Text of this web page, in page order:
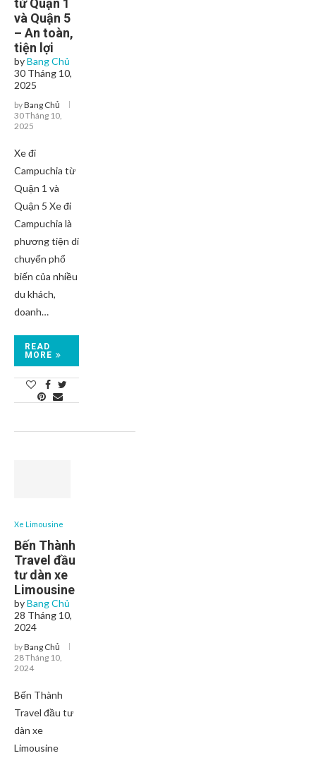
từ Quận 1
và Quận 5
– An toàn,
tiện lợi
byBang Chủ
30 Tháng 10,
2025
byBang Chủ
30 Tháng 10,
2025
Xe đi
Campuchia từ
Quận 1 và
Quận 5 Xe đi
Campuchia là
phương tiện di
chuyển phổ
biến của nhiều
du khách,
doanh…
READ
MORE
Xe Limousine
Bến Thành
Travel đầu
tư dàn xe
Limousine
byBang Chủ
28 Tháng 10,
2024
byBang Chủ
28 Tháng 10,
2024
Bến Thành
Travel đầu tư
dàn xe
Limousine